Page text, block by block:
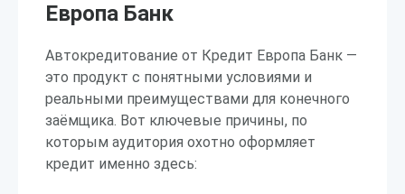
Европа Банк
Автокредитование от Кредит Европа Банк —
это продукт с понятными условиями и
реальными преимуществами для конечного
заёмщика. Вот ключевые причины, по
которым аудитория охотно оформляет
кредит именно здесь: